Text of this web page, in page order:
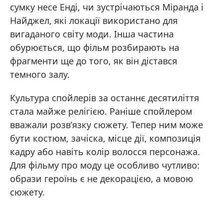
сумку несе Енді, чи зустрічаються Міранда і
Найджел, які локації використано для
вигаданого світу моди. Інша частина
обурюється, що фільм розбирають на
фрагменти ще до того, як він дістався
темного залу.
Культура спойлерів за останнє десятиліття
стала майже релігією. Раніше спойлером
вважали розв’язку сюжету. Тепер ним може
бути костюм, зачіска, місце дії, композиція
кадру або навіть колір волосся персонажа.
Для фільму про моду це особливо чутливо:
образи героїнь є не декорацією, а мовою
сюжету.